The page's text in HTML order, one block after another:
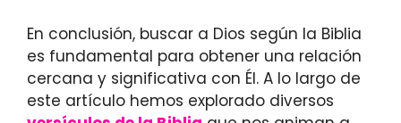
En conclusión, buscar a Dios según la Biblia
es fundamental para obtener una relación
cercana y significativa con Él. A lo largo de
este artículo hemos explorado diversos